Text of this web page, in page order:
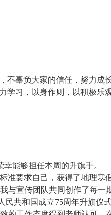
辜负大家的信任，努力
学习，以身作则，以积极
能够担任本周的升旗手。
准要求自己，获得了地理寒
与宣传团队共同创作了每
民共和国成立75周年升旗仪